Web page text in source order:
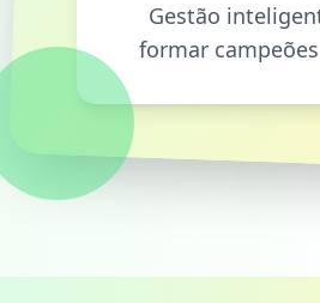
Gestão
formar